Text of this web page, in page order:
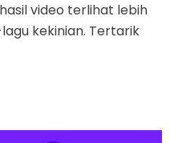
video terlihat lebih
kekinian. Tertarik